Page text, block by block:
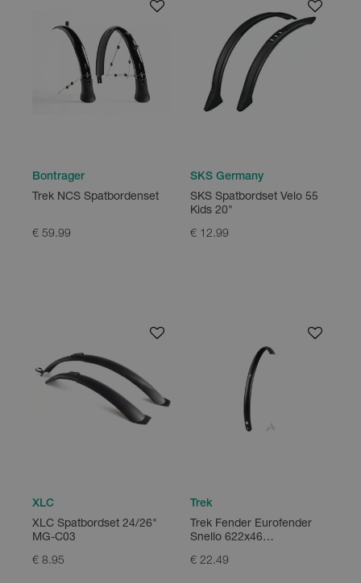
Bontrager
Trek NCS Spatbordenset
€ 59.99
SKS Germany
SKS Spatbordset Velo 55
Kids 20"
€ 12.99
XLC
XLC Spatbordset 24/26"
MG-C03
€ 8.95
Trek
Trek Fender Eurofender
Snello 622x46
€ 22.49